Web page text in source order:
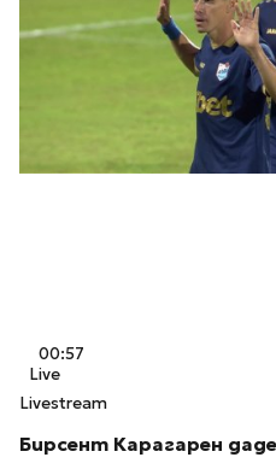
00:57
Live
Livestream
Бирсент Карагарен